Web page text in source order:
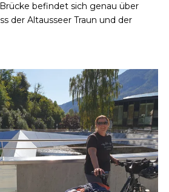
befindet sich genau über
der Altausseer Traun und der